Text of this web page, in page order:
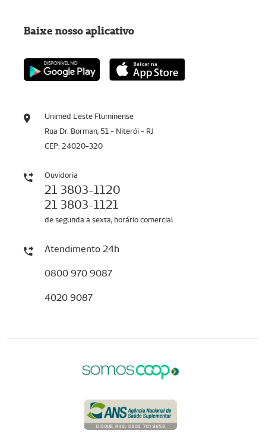
Unimed Leste Fluminense
Rua Dr. Borman, 51 - Niterói - RJ
CEP: 24020-320
Ouvidoria
21 3803-1120
21 3803-1121
de segunda a sexta, horário comercial
Atendimento 24h
0800 970 9087
4020 9087
Baixe nosso aplicativo